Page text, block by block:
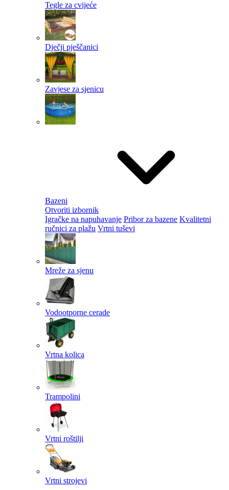
Tegle za cvijeće
Dječji pješčanici
Zavjese za sjenicu
Bazeni
Otvoriti izbornik
Igračke na napuhavanje Pribor za bazene Kvalitetni
ručnici za plažu Vrtni tuševi
Mreže za sjenu
Vodootporne cerade
Vrtna kolica
Trampolini
Vrtni roštilji
Vrtni strojevi